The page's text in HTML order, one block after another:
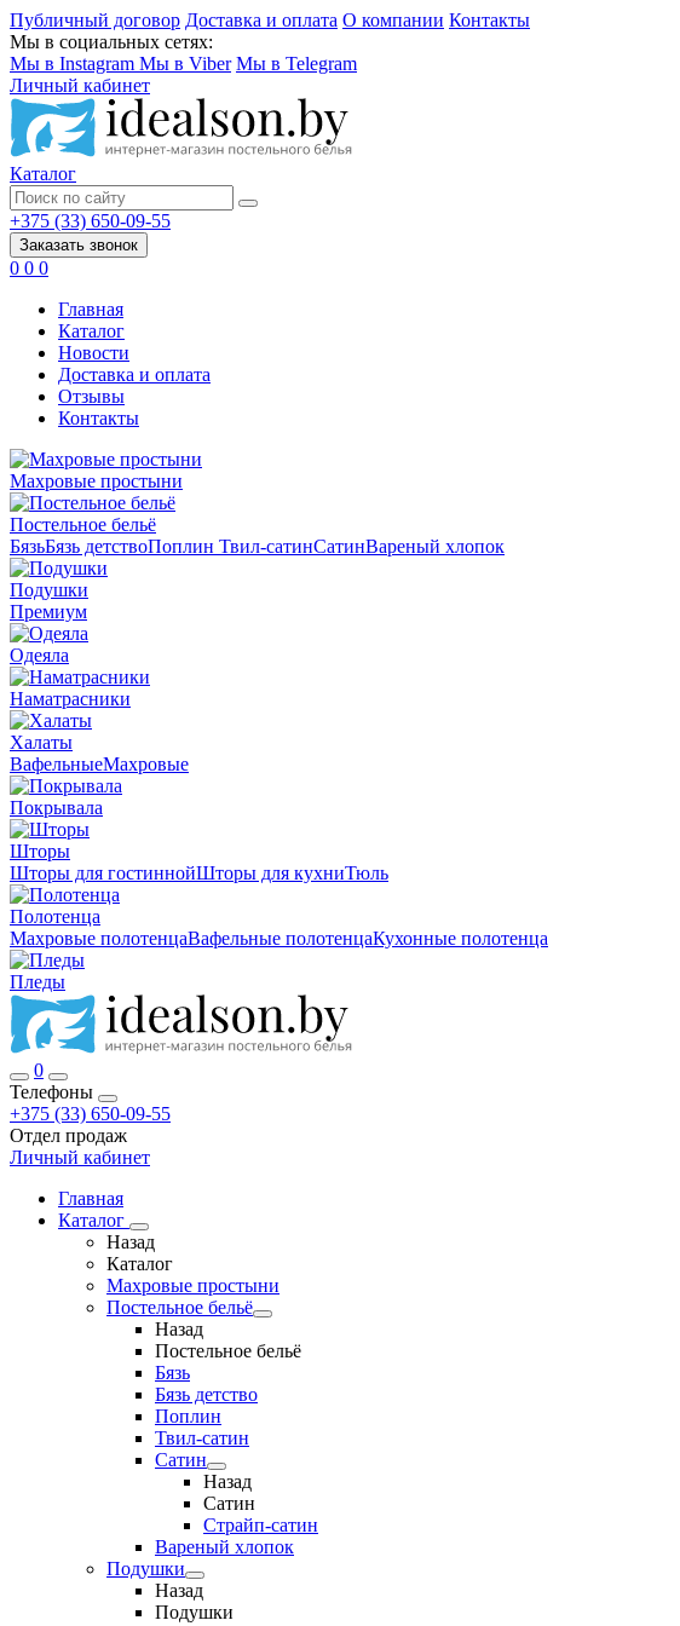
Публичный договор Доставка и оплата О компании Контакты
Мы в социальных сетях:
Мы в Instagram Мы в Viber Мы в Telegram
Личный кабинет
Каталог
+375 (33) 650-09-55
Заказать звонок
0 0 0
Главная
Каталог
Новости
Доставка и оплата
Отзывы
Контакты
Махровые простыни
Постельное бельё
БязьБязь детствоПоплин Твил-сатинСатинВареный хлопок
Подушки
Премиум
Одеяла
Наматрасники
Халаты
ВафельныеМахровые
Покрывала
Шторы
Шторы для гостиннойШторы для кухниТюль
Полотенца
Махровые полотенцаВафельные полотенцаКухонные полотенца
Пледы
0
Телефоны
+375 (33) 650-09-55
Отдел продаж
Личный кабинет
Главная
Каталог
Назад
Каталог
Махровые простыни
Постельное бельё
Назад
Постельное бельё
Бязь
Бязь детство
Поплин
Твил-сатин
Сатин
Назад
Сатин
Страйп-сатин
Вареный хлопок
Подушки
Назад
Подушки